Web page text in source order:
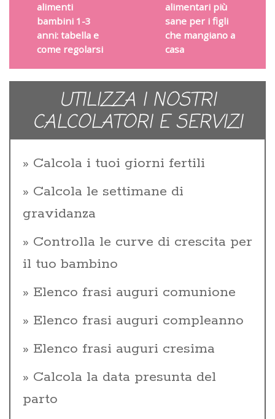
alimenti
bambini 1-3
anni: tabella e
come regolarsi
alimentari più
sane per i figli
che mangiano a
casa
UTILIZZA I NOSTRI
CALCOLATORI E SERVIZI
Calcola i tuoi giorni fertili
Calcola le settimane di
gravidanza
Controlla le curve di crescita per
il tuo bambino
Elenco frasi auguri comunione
Elenco frasi auguri compleanno
Elenco frasi auguri cresima
Calcola la data presunta del
parto